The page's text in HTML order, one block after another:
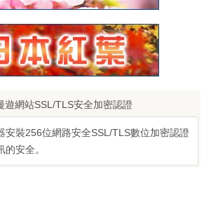
遊網站SSL/TLS安全加密認證
安裝256位網路安全SSL/TLS數位加密認證
安全。